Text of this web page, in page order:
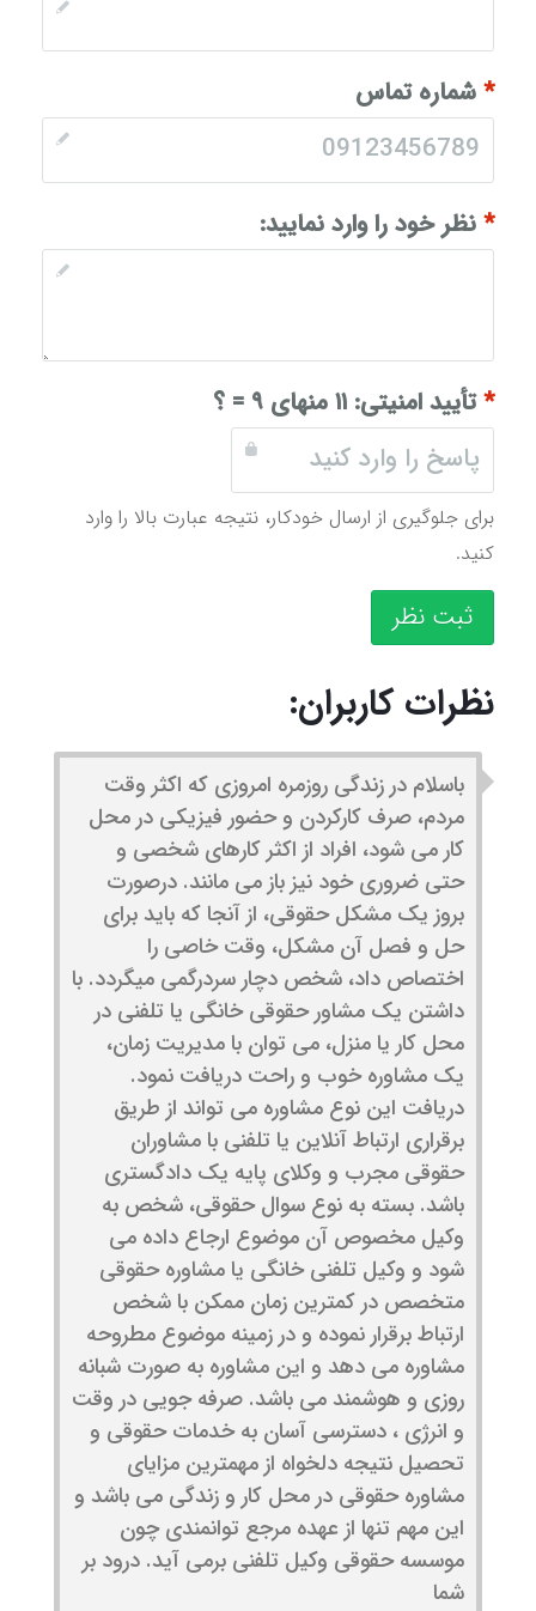
*شماره تماس
*نظر خود را وارد نمایید:
*تأیید امنیتی: ۱۱ منهای ۹ = ؟
برای جلوگیری از ارسال خودکار، نتیجه عبارت بالا را وارد
کنید.
ثبت نظر
نظرات کاربران:
باسلام در زندگی روزمره امروزی که اکثر وقت
مردم، صرف کارکردن و حضور فیزیکی در محل
کار می شود، افراد از اکثر کارهای شخصی و
حتی ضروری خود نیز باز می مانند. درصورت
بروز یک مشکل حقوقی، از آنجا که باید برای
حل و فصل آن مشکل، وقت خاصی را
اختصاص داد، شخص دچار سردرگمی میگردد. با
داشتن یک مشاور حقوقی خانگی یا تلفنی در
محل کار یا منزل، می توان با مدیریت زمان،
یک مشاوره خوب و راحت دریافت نمود.
دریافت این نوع مشاوره می تواند از طریق
برقراری ارتباط آنلاین یا تلفنی با مشاوران
حقوقی مجرب و وکلای پایه یک دادگستری
باشد. بسته به نوع سوال حقوقی، شخص به
وکیل مخصوص آن موضوع ارجاع داده می
شود و وکیل تلفنی خانگی یا مشاوره حقوقی
متخصص در کمترین زمان ممکن با شخص
ارتباط برقرار نموده و در زمینه موضوع مطروحه
مشاوره می دهد و این مشاوره به صورت شبانه
روزی و هوشمند می باشد. صرفه جویی در وقت
و انرژی ، دسترسی آسان به خدمات حقوقی و
تحصیل نتیجه دلخواه از مهمترین مزایای
مشاوره حقوقی در محل کار و زندگی می باشد و
این مهم تنها از عهده مرجع توانمندی چون
موسسه حقوقی وکیل تلفنی برمی آید. درود بر
شما